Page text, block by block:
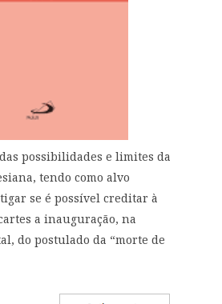
possibilidades e limites da
tendo como alvo
se é possível creditar à
a inauguração, na
do postulado da “morte de